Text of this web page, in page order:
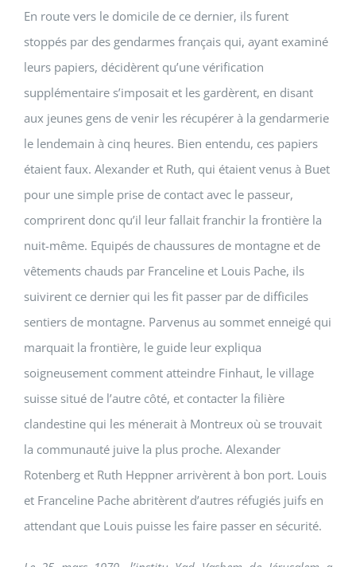
En route vers le domicile de ce dernier, ils furent
stoppés par des gendarmes français qui, ayant examiné
leurs papiers, décidèrent qu’une vérification
supplémentaire s’imposait et les gardèrent, en disant
aux jeunes gens de venir les récupérer à la gendarmerie
le lendemain à cinq heures. Bien entendu, ces papiers
étaient faux. Alexander et Ruth, qui étaient venus à Buet
pour une simple prise de contact avec le passeur,
comprirent donc qu’il leur fallait franchir la frontière la
nuit-même. Equipés de chaussures de montagne et de
vêtements chauds par Franceline et Louis Pache, ils
suivirent ce dernier qui les fit passer par de difficiles
sentiers de montagne. Parvenus au sommet enneigé qui
marquait la frontière, le guide leur expliqua
soigneusement comment atteindre Finhaut, le village
suisse situé de l’autre côté, et contacter la filière
clandestine qui les ménerait à Montreux où se trouvait
la communauté juive la plus proche. Alexander
Rotenberg et Ruth Heppner arrivèrent à bon port. Louis
et Franceline Pache abritèrent d’autres réfugiés juifs en
attendant que Louis puisse les faire passer en sécurité.